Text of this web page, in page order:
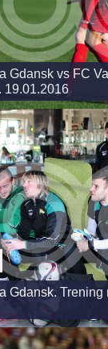
Gdansk vs FC
19.01.2016
Gdansk. Trening